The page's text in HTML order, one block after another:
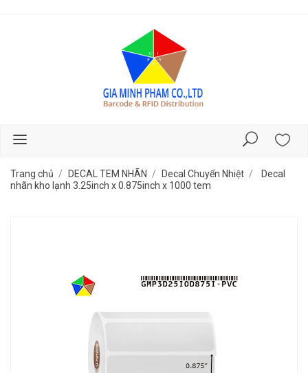
Trang chủ DECAL TEM NHÃN Decal Chuyển Nhiệt
Decal
nhãn kho lạnh 3.25inch x 0.875inch x 1000 tem